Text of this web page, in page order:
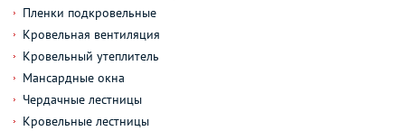
Пленки подкровельные
Кровельная вентиляция
Кровельный утеплитель
Мансардные окна
Чердачные лестницы
Кровельные лестницы